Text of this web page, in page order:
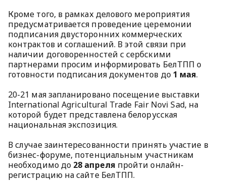
Кроме того, в рамках делового мероприятия
предусматривается проведение церемонии
подписания двусторонних коммерческих
контрактов и соглашений. В этой связи при
наличии договоренностей с сербскими
партнерами просим информировать БелТПП о
готовности подписания документов до 1 мая.
20-21 мая запланировано посещение выставки
International Agricultural Trade Fair Novi Sad, на
которой будет представлена белорусская
национальная экспозиция.
В случае заинтересованности принять участие в
бизнес-форуме, потенциальным участникам
необходимо до 28 апреля пройти онлайн-
регистрацию на сайте БелТПП.